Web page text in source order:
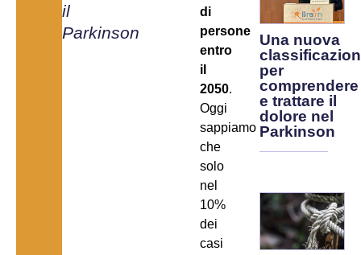
il
Parkinson
di
persone
entro
il
2050.
Oggi
sappiamo
che
solo
nel
10%
dei
casi
Una nuova
per
comprendere
e trattare il
dolore nel
Parkinson